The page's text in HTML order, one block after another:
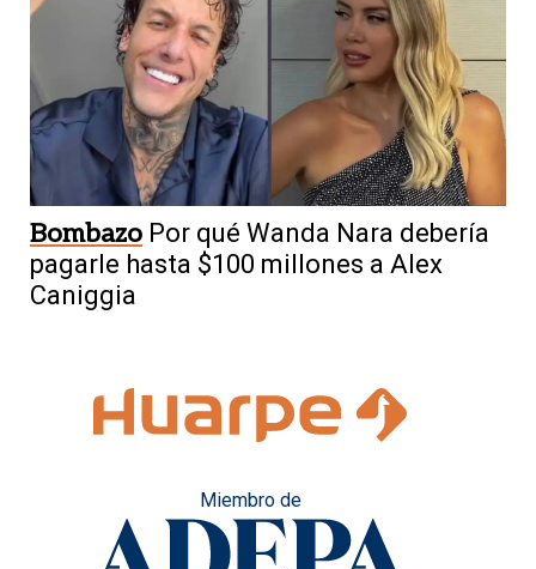
Bombazo Por qué Wanda Nara debería
pagarle hasta $100 millones a Alex
Caniggia
Miembro de